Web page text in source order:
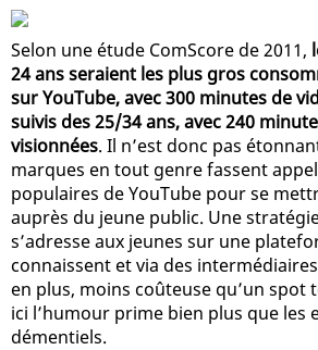
Selon une étude ComScore de 2011,
24 ans seraient les plus gros
sur YouTube, avec 300 minutes de
suivis des 25/34 ans, avec 240
visionnées. Il n’est donc pas
marques en tout genre fassent
populaires de YouTube pour se
auprès du jeune public. Une
s’adresse aux jeunes sur une
connaissent et via des
en plus, moins coûteuse qu’un spot
ici l’humour prime bien plus que les
démentiels.